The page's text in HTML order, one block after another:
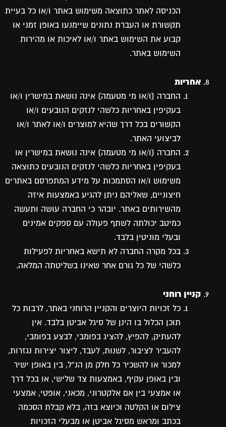
הכניסה לאתר כתוצאה משימוש באתר ו/או כל בעיית
תקשורת או העברת נתונים שיימנעו באופן זמני או
קבוע את השימוש באתר ו/או לאיכות או מהירות
השימוש באתר.
אחריות
החברה (ו/או מי מטעמה) אינה נושאת במישרין ו/או
בעקיפין באחריות כלשהי לנזקים הנובעים ו/או
הקשורים בכל דרך שהיא למוצרים ו/או לאתר ו/או
לביצועי האתר.
החברה (ו/או מי מטעמה) אינה נושאת במישרין או
בעקיפין באחריות כלשהי לנזקים הנובעים כתוצאה
משימוש ו/או הסתמכות על מידע המתפרסם באתרים
חיצוניים, שאליהם ניתן להגיע באמצעות איזה
מהשירותים באתר. יובהר כי החברה עושה ותעשה
כמיטב יכולתה לשתף פעולה עם ספקים אמינים
ובעלי מוניטין בלבד.
בכל מקרה החברה לא תישא באחריות לפעילות
כלשהי של כל גורם אחר שאינו בשליטתה המלאה.
קניין רוחני
כל זכויות היוצרים והקניין הרוחני באתר, לרבות כל
תוכן הכלול בו הינן של סיגל אביטן בלבד. אין
להעתיק, להפיץ, להציג בפומבי, לבצע בפומבי,
להעביר לציבור, לשנות, לעבד, ליצור יצירות נגזרות,
למכור או להשכיר כל חלק מן הנ"ל, בין באופן ישיר
ובין באופן עקיף, באמצעות צד שלישי, או בכל דרך
או אמצעי בין אם אלקטרוני, מכאני, אופטי, אמצעי
צילום או הקלטה וכיוצא בזה, בלא קבלת הסכמה
בכתב ומראש מסיגל אביטן או מבעלי הזכויות